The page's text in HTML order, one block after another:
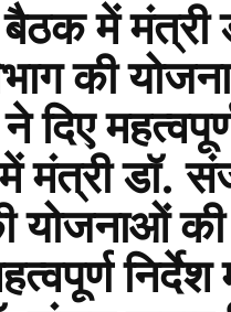
बैठक में
की
मंत्री डॉ.
योजनाओं
निर्देश